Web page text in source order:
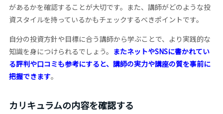
があるかを確認することが大切です。また、講師がどのような投
資スタイルを持っているかもチェックするべきポイントです。
自分の投資方針や目標に合う講師から学ぶことで、より実践的な
知識を身につけられるでしょう。 またネットやSNSに書かれてい
る評判や口コミも参考にすると、講師の実力や講座の質を事前に
把握できます。
カリキュラムの内容を確認する